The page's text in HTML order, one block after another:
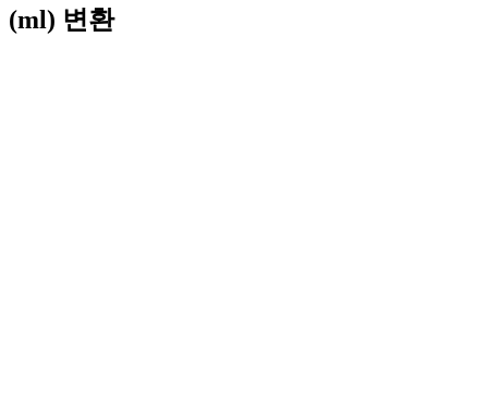
(ml) 변환